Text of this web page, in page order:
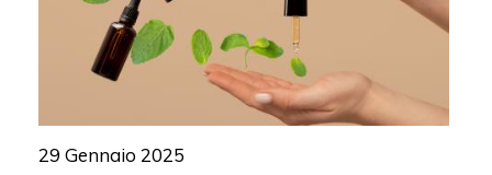
29 Gennaio 2025